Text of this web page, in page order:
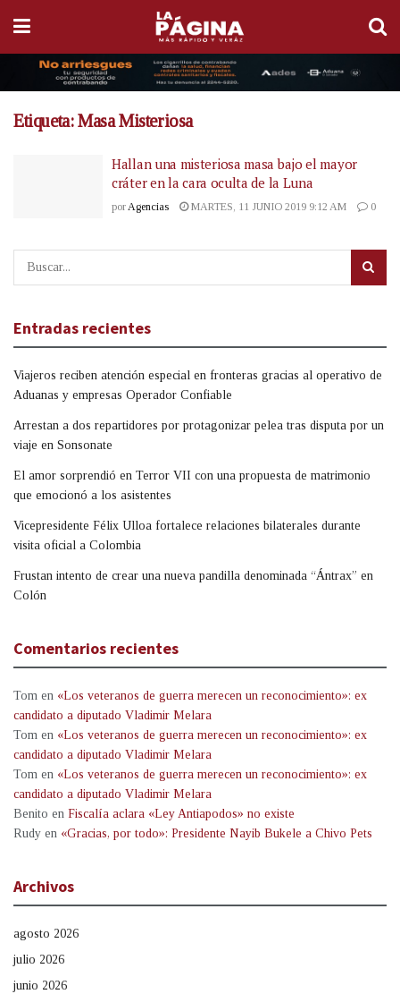
Etiqueta:Masa Misteriosa
Hallan una misteriosa masa bajo el mayor
cráter en la cara oculta de la Luna
por Agencias MARTES, 11 JUNIO 2019 9:12 AM 0
Entradas recientes
Viajeros reciben atención especial en fronteras gracias al operativo de
Aduanas y empresas Operador Confiable
Arrestan a dos repartidores por protagonizar pelea tras disputa por un
viaje en Sonsonate
El amor sorprendió en Terror VII con una propuesta de matrimonio
que emocionó a los asistentes
Vicepresidente Félix Ulloa fortalece relaciones bilaterales durante
visita oficial a Colombia
Frustan intento de crear una nueva pandilla denominada “Ántrax” en
Colón
Comentarios recientes
Tom en «Los veteranos de guerra merecen un reconocimiento»: ex
candidato a diputado Vladimir Melara
Tom en «Los veteranos de guerra merecen un reconocimiento»: ex
candidato a diputado Vladimir Melara
Tom en «Los veteranos de guerra merecen un reconocimiento»: ex
candidato a diputado Vladimir Melara
Benito en Fiscalía aclara «Ley Antiapodos» no existe
Rudy en «Gracias, por todo»: Presidente Nayib Bukele a Chivo Pets
Archivos
agosto 2026
julio 2026
junio 2026